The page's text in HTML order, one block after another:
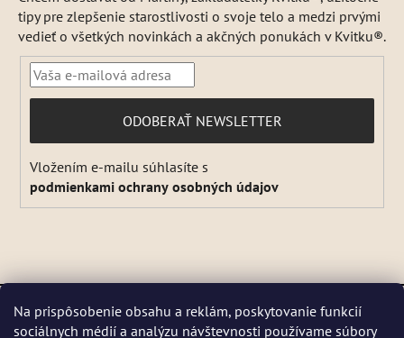
Na prispôsobenie obsahu a reklám, poskytovanie funkcií
sociálnych médií a analýzu návštevnosti používame súbory
tipy pre zlepšenie starostlivosti o svoje telo a medzi prvými
vedieť o všetkých novinkách a akčných ponukách v Kvitku®.
PRIHLÁSIŤ
SA
ODOBERAŤ NEWSLETTER
Vložením e-mailu súhlasíte s
podmienkami ochrany osobných údajov
Vytvoril Shoptet a
Adatelier
Copyright 2026Kvitok. Všetky práva vyhradené.Upraviť